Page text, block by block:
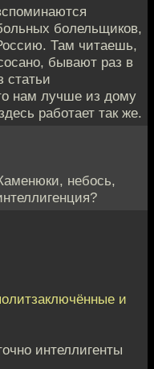
болельщиков,
Там читаешь,
бывают раз в
статьи
нам лучше из дому
работает так же.
небось,
и
интеллигенты